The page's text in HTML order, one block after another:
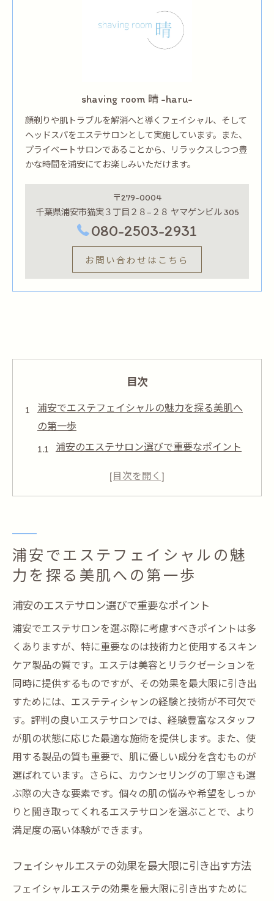
shaving room 晴 -haru-
顔剃りや肌トラブルを解消へと導くフェイシャル、そして
ヘッドスパをエステサロンとして実施しています。また、
プライベートサロンであることから、リラックスしつつ豊
かな時間を浦安にてお楽しみいただけます。
〒279-0004
千葉県浦安市猫実３丁目２８−２８ ヤマゲンビル 305
080-2503-2931
お問い合わせはこちら
目次
浦安でエステフェイシャルの魅力を探る美肌へ
の第一歩
浦安のエステサロン選びで重要なポイント
フェイシャルエステの効果を最大限に引き
エステフェイシャルで叶える透明感あふれ
る肌
美肌になるためのエステティックメソッド
エステフェイシャルが支持される理由
エステの力で浦安の美肌を手に入れるその秘訣
浦安のエステティック技術の進化
エステフェイシャルがもたらす肌質改善
浦安のエステサロンで人気の施術メニュー
美肌を手に入れるためのエステケアの流れ
効果的なスキンケアとエステの組み合わせ
エステティシャンのプロフェッショナルな
提案
浦安のエステで体験する肌の変化と心の癒し
エステのリラックス効果を体感する
浦安のエステで心身のバランスを整える
フレッシュ
気分転換に最適な浦安のエステ体験
浦安でエステフェイシャルの魅
力を探る美肌への第一歩
浦安のエステサロン選びで重要なポイント
浦安でエステサロンを選ぶ際に考慮すべきポイントは多
くありますが、特に重要なのは技術力と使用するスキン
ケア製品の質です。エステは美容とリラクゼーションを
同時に提供するものですが、その効果を最大限に引き出
すためには、エステティシャンの経験と技術が不可欠で
す。評判の良いエステサロンでは、経験豊富なスタッフ
が肌の状態に応じた最適な施術を提供します。また、使
用する製品の質も重要で、肌に優しい成分を含むものが
選ばれています。さらに、カウンセリングの丁寧さも選
ぶ際の大きな要素です。個々の肌の悩みや希望をしっか
りと聞き取ってくれるエステサロンを選ぶことで、より
満足度の高い体験ができます。
フェイシャルエステの効果を最大限に引き出す方法
フェイシャルエステの効果を最大限に引き出すために